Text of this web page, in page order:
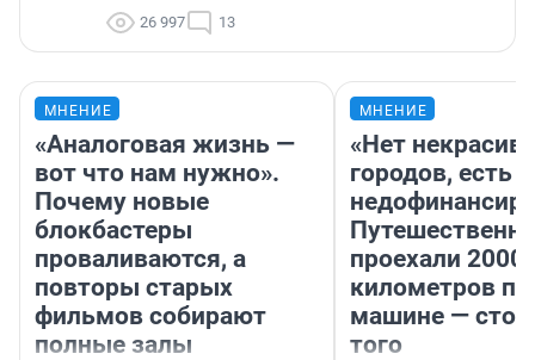
26 997 13
МНЕНИЕ
«Аналоговая жизнь —
вот что нам нужно».
Почему новые
блокбастеры
проваливаются, а
повторы старых
фильмов собирают
полные залы
МНЕНИЕ
«Нет
городов, есть
проехали 2000
километров по
машине —
того